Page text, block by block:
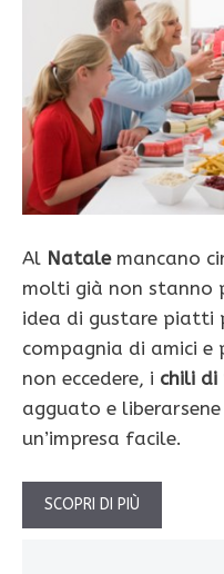
Al Natalemancano
molti già non stanno
idea di gustare piatti
compagnia di amici
non eccedere, i chili
agguato e
un’impresa facile.
SCOPRI DI PIÙ